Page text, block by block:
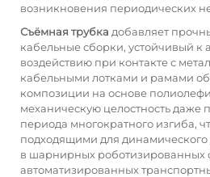
возникновения периодических
Съёмная трубка добавляет
кабельные сборки, устойчивый к
воздействию при контакте с
кабельными лотками и рамами
композиции на основе
механическую целостность даже
периода многократного изгиба,
подходящими для
в шарнирных роботизированных
автоматизированных